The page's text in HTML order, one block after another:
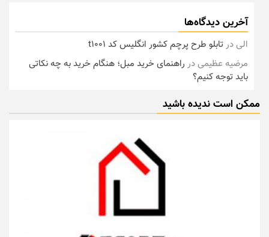
آخرین دیدگاه‌ها
الیدرتابلو طرح پرچم کشور انگلیس کد t1001
مرضیه عظیمیدر راهنمای خرید مبل؛ هنگام خرید به چه نکاتی
باید توجه کنیم؟
ممکن است ندیده باشید